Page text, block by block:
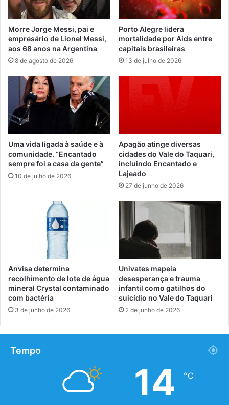
Morre Jorge Messi, pai e
empresário de Lionel Messi,
aos 68 anos na Argentina
8 de agosto de 2026
Porto Alegre lidera
mortalidade por Aids entre
capitais brasileiras
13 de julho de 2026
Uma vida ligada à saúde e à
comunidade. “Encantado
sempre foi a casa da gente”
10 de julho de 2026
Apagão atinge diversas
cidades do Vale do Taquari,
incluindo Encantado e
Lajeado
27 de junho de 2026
Anvisa determina
recolhimento de lote de água
mineral Crystal contaminado
com bactéria
3 de junho de 2026
Univates mapeia
desesperança e trauma
infantil como gatilhos do
suicídio no Vale do Taquari
2 de junho de 2026
Tempo
14 ℃